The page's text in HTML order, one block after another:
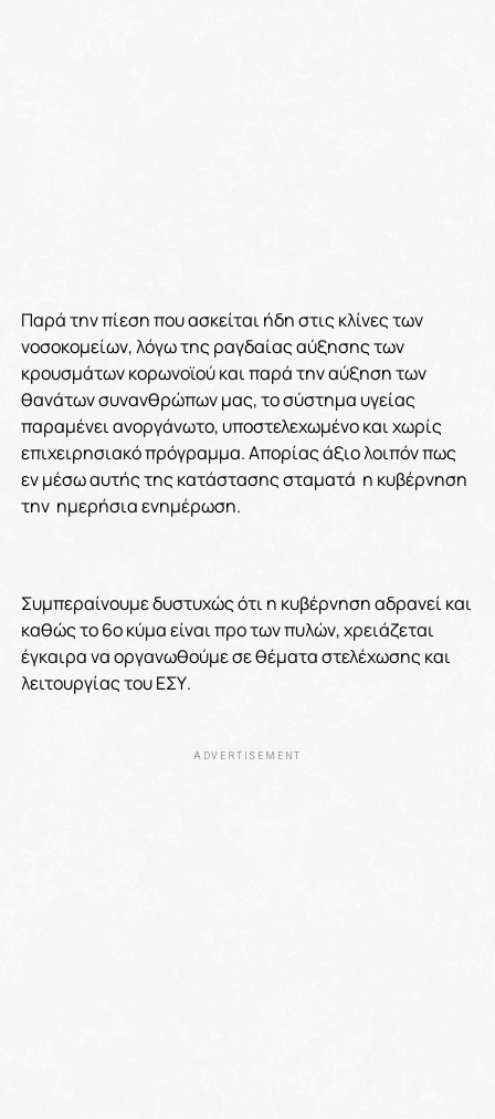
Παρά την πίεση που ασκείται ήδη στις κλίνες των
νοσοκομείων, λόγω της ραγδαίας αύξησης των
κρουσμάτων κορωνοϊού και παρά την αύξηση των
θανάτων συνανθρώπων μας, το σύστημα υγείας
παραμένει ανοργάνωτο, υποστελεχωμένο και χωρίς
επιχειρησιακό πρόγραμμα. Απορίας άξιο λοιπόν πως
εν μέσω αυτής της κατάστασης σταματά η κυβέρνηση
την ημερήσια ενημέρωση.
Συμπεραίνουμε δυστυχώς ότι η κυβέρνηση αδρανεί και
καθώς το 6οκύμα είναι προ των πυλών, χρειάζεται
έγκαιρα να οργανωθούμε σε θέματα στελέχωσης και
λειτουργίας του ΕΣΥ.
ADVERTISEMENT